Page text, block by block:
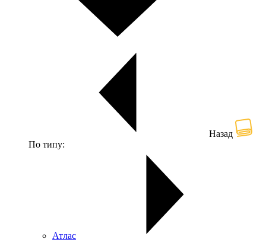
Назад
По типу:
Атлас